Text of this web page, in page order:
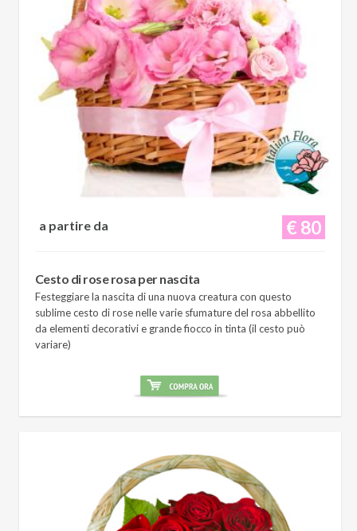
€ 80
a partire da
Cesto di rose rosa per nascita
Festeggiare la nascita di una nuova creatura con questo
sublime cesto di rose nelle varie sfumature del rosa abbellito
da elementi decorativi e grande fiocco in tinta (il cesto può
variare)